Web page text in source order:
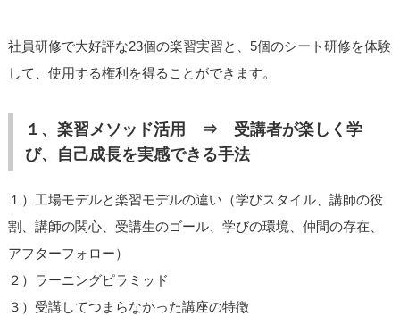
社員研修で大好評な23個の楽習実習と、5個のシート研修を体験
して、使用する権利を得ることができます。
１、楽習メソッド活用 ⇒ 受講者が楽しく学
び、自己成長を実感できる手法
１）工場モデルと楽習モデルの違い（学びスタイル、講師の役
割、講師の関心、受講生のゴール、学びの環境、仲間の存在、
アフターフォロー）
２）ラーニングピラミッド
３）受講してつまらなかった講座の特徴